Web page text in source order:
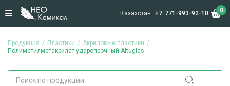
Казахстан +7-771-993-92-10 0
Продукция Пластики
Акриловые пластики
Полиметилметакрилат ударопрочный Altuglas